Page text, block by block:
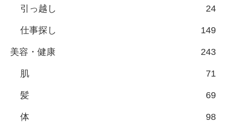
引っ越し 24
仕事探し 149
美容・健康 243
肌 71
髪 69
体 98